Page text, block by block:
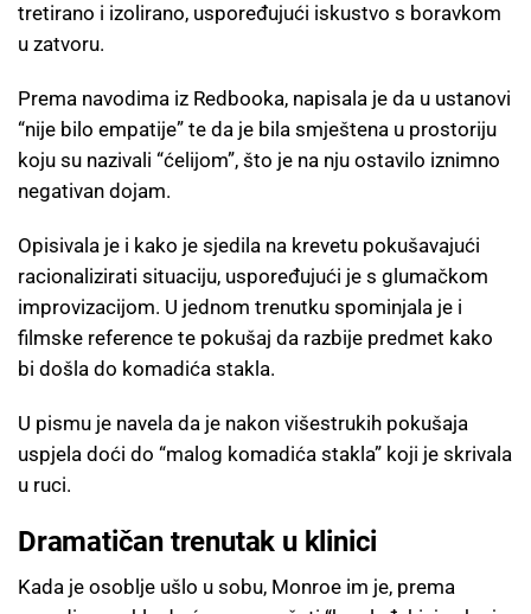
tretirano i izolirano, uspoređujući iskustvo s boravkom
u zatvoru.
Prema navodima iz Redbooka, napisala je da u ustanovi
“nije bilo empatije” te da je bila smještena u prostoriju
koju su nazivali “ćelijom”, što je na nju ostavilo iznimno
negativan dojam.
Opisivala je i kako je sjedila na krevetu pokušavajući
racionalizirati situaciju, uspoređujući je s glumačkom
improvizacijom. U jednom trenutku spominjala je i
filmske reference te pokušaj da razbije predmet kako
bi došla do komadića stakla.
U pismu je navela da je nakon višestrukih pokušaja
uspjela doći do “malog komadića stakla” koji je skrivala
u ruci.
Dramatičan trenutak u klinici
Kada je osoblje ušlo u sobu, Monroe im je, prema